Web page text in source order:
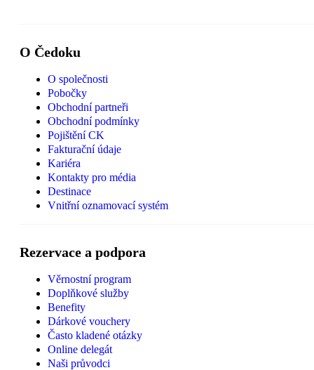
O Čedoku
O společnosti
Pobočky
Obchodní partneři
Obchodní podmínky
Pojištění CK
Fakturační údaje
Kariéra
Kontakty pro média
Destinace
Vnitřní oznamovací systém
Rezervace a podpora
Věrnostní program
Doplňkové služby
Benefity
Dárkové vouchery
Často kladené otázky
Online delegát
Naši průvodci